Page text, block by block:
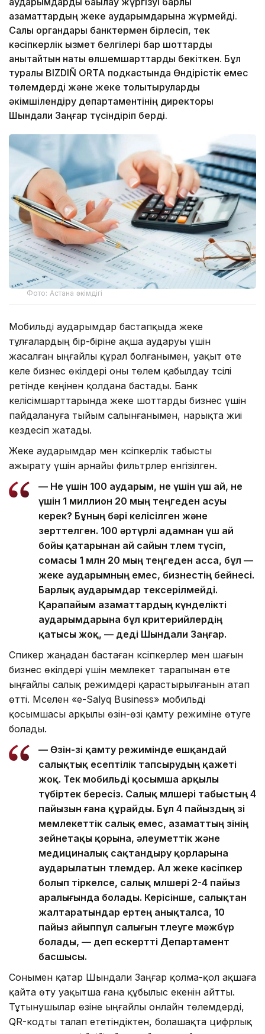
азаматтардың жеке аударымдарына жүрмейді.
Салық органдары банктермен бірлесіп, тек
кәсіпкерлік қызмет белгілері бар шоттарды
анықтайтын нақты өлшемшарттарды бекіткен. Бұл
туралы BIZDIÑ ORTA подкастында Өндірістік емес
төлемдерді және жеке толықтыруларды
әкімшілендіру департаментінің директоры
Шындали Заңғар түсіндіріп берді.
Фото: Астана әкімдігі
Мобильді аударымдар бастапқыда жеке
тұлғалардың бір-біріне ақша аударуы үшін
жасалған ыңғайлы құрал болғанымен, уақыт өте
келе бизнес өкілдері оны төлем қабылдау тәсілі
ретінде кеңінен қолдана бастады. Банк
келісімшарттарында жеке шоттарды бизнес үшін
пайдалануға тыйым салынғанымен, нарықта жиі
кездесіп жатады.
Жеке аударымдар мен кәсіпкерлік табысты
ажырату үшін арнайы фильтрлер енгізілген.
— Не үшін 100 аударым, не үшін үш ай, не
үшін 1 миллион 20 мың теңгеден асуы
керек? Бұның бәрі келісілген және
зерттелген. 100 әртүрлі адамнан үш ай
бойы қатарынан ай сайын төлем түсіп,
сомасы 1 млн 20 мың теңгеден асса, бұл —
жеке аударымның емес, бизнестің бейнесі.
Барлық аударымдар тексерілмейді.
Қарапайым азаматтардың күнделікті
аударымдарына бұл критерийлердің
қатысы жоқ, — деді Шындали Заңғар.
Спикер жаңадан бастаған кәсіпкерлер мен шағын
бизнес өкілдері үшін мемлекет тарапынан өте
ыңғайлы салық режимдері қарастырылғанын атап
өтті. Мәселен «e-Salyq Business» мобильді
қосымшасы арқылы өзін-өзі қамту режиміне өтуге
болады.
— Өзін-өзі қамту режимінде ешқандай
салықтық есептілік тапсырудың қажеті
жоқ. Тек мобильді қосымша арқылы
түбіртек бересіз. Салық мөлшері табыстың 4
пайызын ғана құрайды. Бұл 4 пайыздың өзі
мемлекеттік салық емес, азаматтың өзінің
зейнетақы қорына, әлеуметтік және
медициналық сақтандыру қорларына
аударылатын төлемдер. Ал жеке кәсіпкер
болып тіркелсе, салық мөлшері 2-4 пайыз
аралығында болады. Керісінше, салықтан
жалтаратындар ертең анықталса, 10
пайыз айыппұл салығын төлеуге мәжбүр
болады, — деп ескертті Департамент
басшысы.
Сонымен қатар Шындали Заңғар қолма-қол ақшаға
қайта өту уақытша ғана құбылыс екенін айтты.
Тұтынушылар өзіне ыңғайлы онлайн төлемдерді,
QR-кодты талап ететіндіктен, болашақта цифрлық